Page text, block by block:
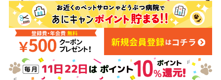
ドッグフード キャットフード
美容・ケア用品 服・おさんぽ用品
あにまるキャンパスについて
アフターサービス
商品リクエスト